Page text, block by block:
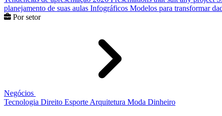
planejamento de suas aulas Infográficos Modelos para transformar
Por setor
Negócios
Tecnologia Direito Esporte Arquitetura Moda Dinheiro